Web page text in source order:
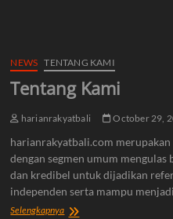
NEWS TENTANG KAMI
Tentang Kami
harianrakyatbali October 29,
harianrakyatbali.com
dengan segmen umum
dan kredibel untuk dijadikan
independen serta mampu
SelengkapnyaTentang